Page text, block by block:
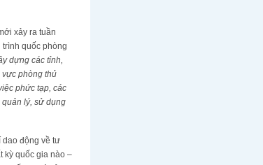
xảy ra tuần
quốc phòng
dựng các tỉnh,
phòng thủ
phức tạp, các
lý, sử dụng
dao động về tư
kỳ quốc gia nào –